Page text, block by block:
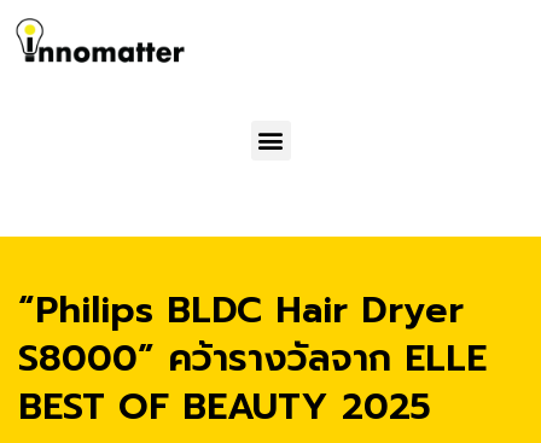
Menu
“Philips BLDC Hair Dryer
S8000” คว้ารางวัลจาก ELLE
BEST OF BEAUTY 2025